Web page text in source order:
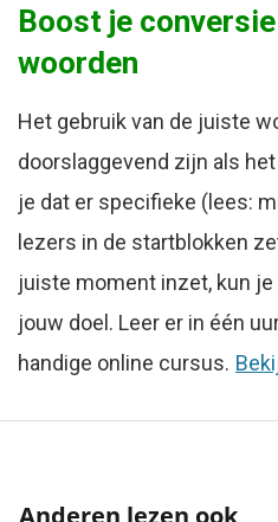
Boost je
woorden
Het gebruik van de juiste
doorslaggevend zijn als
je dat er specifieke (lees:
lezers in de startblokken
juiste moment inzet, kun
jouw doel. Leer er in één
handige online cursus.